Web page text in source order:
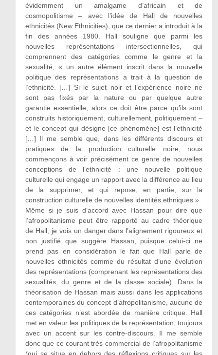
évidemment un amalgame d’africain et de
cosmopolitisme – avec l’idée de Hall de nouvelles
ethnicités (New Ethnicities), que ce dernier a introduit à la
fin des années 1980. Hall souligne que parmi les
nouvelles représentations intersectionnelles, qui
comprennent des catégories comme le genre et la
sexualité, « un autre élément inscrit dans la nouvelle
politique des représentations a trait à la question de
l’ethnicité. […] Si le sujet noir et l’expérience noire ne
sont pas fixés par la nature ou par quelque autre
garantie essentielle, alors ce doit être parce qu’ils sont
construits historiquement, culturellement, politiquement –
et le concept qui désigne [ce phénomène] est l’ethnicité
[…] Il me semble que, dans les différents discours et
pratiques de la production culturelle noire, nous
commençons à voir précisément ce genre de nouvelles
conceptions de l’ethnicité : une nouvelle politique
culturelle qui engage un rapport avec la différence au lieu
de la supprimer, et qui repose, en partie, sur la
construction culturelle de nouvelles identités ethniques ».
Même si je suis d’accord avec Hassan pour dire que
l’afropolitanisme peut être rapporté au cadre théorique
de Hall, je vois un danger dans l’alignement rigoureux et
non justifié que suggère Hassan, puisque celui-ci ne
prend pas en considération le fait que Hall parle de
nouvelles ethnicités comme du résultat d’une évolution
des représentations (comprenant les représentations des
sexualités, du genre et de la classe sociale). Dans la
théorisation de Hassan mais aussi dans les applications
contemporaines du concept d’afropolitanisme, aucune de
ces catégories n’est abordée de manière critique. Hall
met en valeur les politiques de la représentation, toujours
avec un accent sur les contre‑discours. Il me semble
donc que ce courant très commercial de l’afropolitanisme